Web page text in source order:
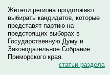
Жители региона продолжают
выбирать кандидатов, которые
представят партию на
предстоящих выборах в
Государственную Думу и
Законодательное Собрание
Приморского края.
статьи раздела